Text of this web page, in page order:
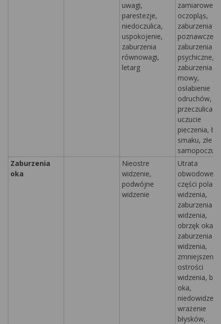
uwagi,
parestezje,
niedoczulica,
uspokojenie,
zaburzenia
równowagi,
letarg
zamiarowe,
oczopląs,
zaburzenia
poznawcze,
zaburzenia
psychiczne,
zaburzenia
mowy,
osłabienie
odruchów,
przeczulica,
uczucie
pieczenia,
smaku, złe
Zaburzenia
oka
Nieostre
widzenie,
podwójne
widzenie
Utrata
obwodowej
części pola
widzenia,
zaburzenia
widzenia,
obrzęk oka,
zaburzenia
widzenia,
zmniejszenie
ostrości
widzenia, ból
oka,
wrażenie
błysków,